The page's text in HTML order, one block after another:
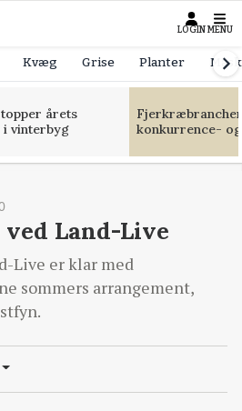
LOGIN MENU
Kvæg Grise Planter
årets
vinterbyg
konkurrence-
ved Land-Live
Live er klar med
sommers arrangement,